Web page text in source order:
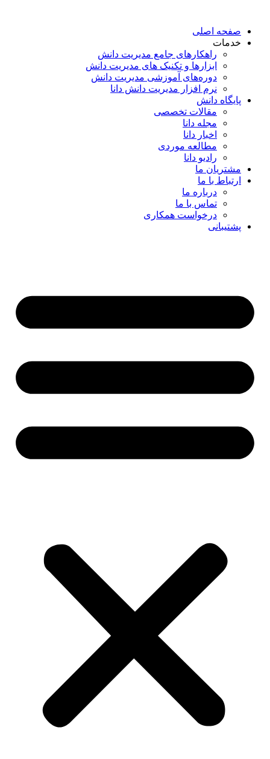
محتوا
صفحه اصلی
خدمات
راهکارهای جامع مدیریت دانش
ابزارها و تکنیک‌ های مدیریت دانش
دوره‌های آموزشی مدیریت دانش
نرم افزار مدیریت دانش دانا
پایگاه دانش
مقالات تخصصی
مجله دانا
اخبار دانا
مطالعه موردی
رادیو دانا
مشتریان ما
ارتباط با ما
درباره ما
تماس با ما
درخواست همکاری
پشتیبانی